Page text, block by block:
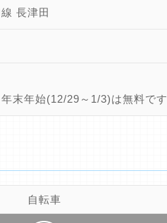
長津田
末年始(12/29～1/3)は無料です
自転車